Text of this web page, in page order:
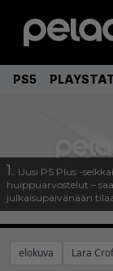
PS5
1. Uusi PS Plus -
huippuarvostelut –
julkaisupäivänään
elokuva Lara